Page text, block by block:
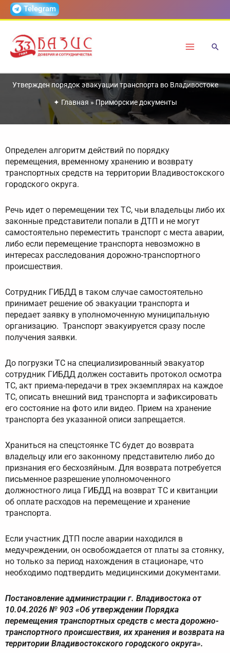
ПерейтиTelegram
Утвержден порядок эвакуации транспорта во Владивостоке
✦ Главная »Приморские документы
Определен алгоритм действий по порядку
перемещения, временному хранению и возврату
транспортных средств на территории Владивостокского
городского округа.
Речь идет о перемещении тех ТС, чьи владельцы либо их
законные представители попали в ДТП и не могут
самостоятельно переместить транспорт с места аварии,
либо если перемещение транспорта невозможно в
интересах расследования дорожно-транспортного
происшествия.
Сотрудник ГИБДД в таком случае самостоятельно
принимает решение об эвакуации транспорта и
передает заявку в уполномоченную муниципальную
организацию. Транспорт эвакуируется сразу после
получения заявки.
До погрузки ТС на специализированный эвакуатор
сотрудник ГИБДД должен составить протокол осмотра
ТС, акт приема-передачи в трех экземплярах на каждое
ТС, описать внешний вид транспорта и зафиксировать
его состояние на фото или видео. Прием на хранение
транспорта без указанной описи запрещается.
Храниться на спецстоянке ТС будет до возврата
владельцу или его законному представителю либо до
признания его бесхозяйным. Для возврата потребуется
письменное разрешение уполномоченного
должностного лица ГИБДД на возврат ТС и квитанции
об оплате расходов на перемещение и хранение
транспорта.
Если участник ДТП после аварии находился в
медучреждении, он освобождается от платы за стоянку,
но только за период нахождения в стационаре, что
необходимо подтвердить медицинскими документами.
Постановление администрации г. Владивостока от
10.04.2026 № 903 «Об утверждении Порядка
перемещения транспортных средств с места дорожно-
транспортного происшествия, их хранения и возврата на
территории Владивостокского городского округа».